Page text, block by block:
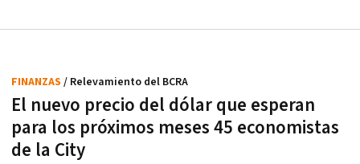
El nuevo precio del dólar que esperan
para los próximos meses 45 economistas
de la City
FINANZAS / Relevamiento del BCRA